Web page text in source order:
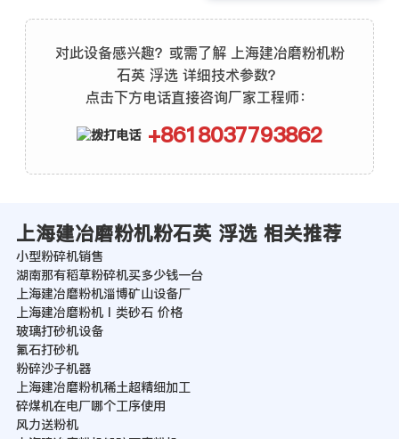
对此设备感兴趣？或需了解 上海建冶磨粉机粉
石英 浮选 详细技术参数？
点击下方电话直接咨询厂家工程师：
+8618037793862
上海建冶磨粉机粉石英 浮选 相关推荐
小型粉碎机销售
湖南那有稻草粉碎机买多少钱一台
上海建冶磨粉机淄博矿山设备厂
上海建冶磨粉机Ⅰ类砂石 价格
玻璃打砂机设备
氟石打砂机
粉碎沙子机器
上海建冶磨粉机稀土超精细加工
碎煤机在电厂哪个工序使用
风力送粉机